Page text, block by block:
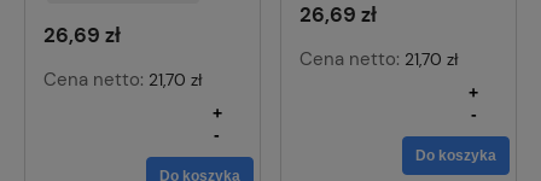
26,69 zł
Cena netto: 21,70 zł
-
+
Do koszyka
26,69 zł
Cena netto: 21,70 zł
-
+
Do koszyka